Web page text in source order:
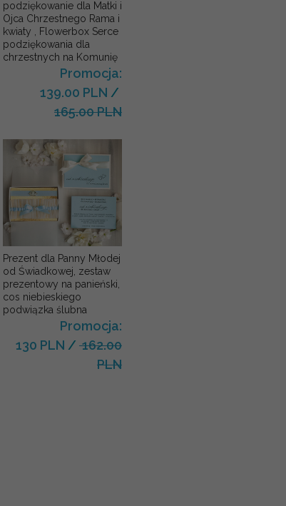
podziękowanie dla Matki i
Ojca Chrzestnego Rama i
kwiaty , Flowerbox Serce
podziękowania dla
chrzestnych na Komunię
Promocja:
139.00 PLN /
165.00 PLN
Prezent dla Panny Młodej
od Świadkowej, zestaw
prezentowy na panieński,
cos niebieskiego
podwiązka ślubna
Promocja:
130 PLN / 162.00
PLN